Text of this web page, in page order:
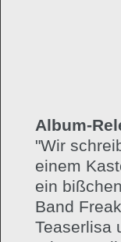
Album-
"Wir
einem
ein
Band
Teaserlisa